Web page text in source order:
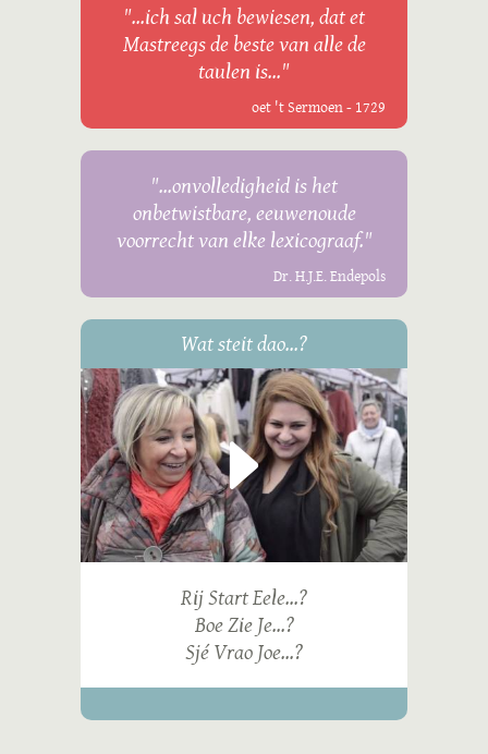
"...ich sal uch bewiesen, dat et
Mastreegs de beste van alle de
taulen is..."
oet 't Sermoen - 1729
"...onvolledigheid is het
onbetwistbare, eeuwenoude
voorrecht van elke lexicograaf."
Dr. H.J.E. Endepols
Wat steit dao...?
Rij Start Eele...?
Boe Zie Je...?
Sjé Vrao Joe...?